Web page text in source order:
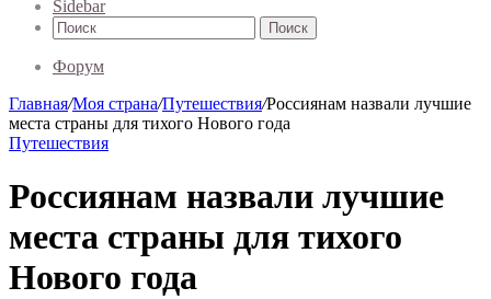
Sidebar
Поиск
Форум
Главная/Моя страна/Путешествия/Россиянам назвали лучшие
места страны для тихого Нового года
Путешествия
Россиянам назвали лучшие
места страны для тихого
Нового года